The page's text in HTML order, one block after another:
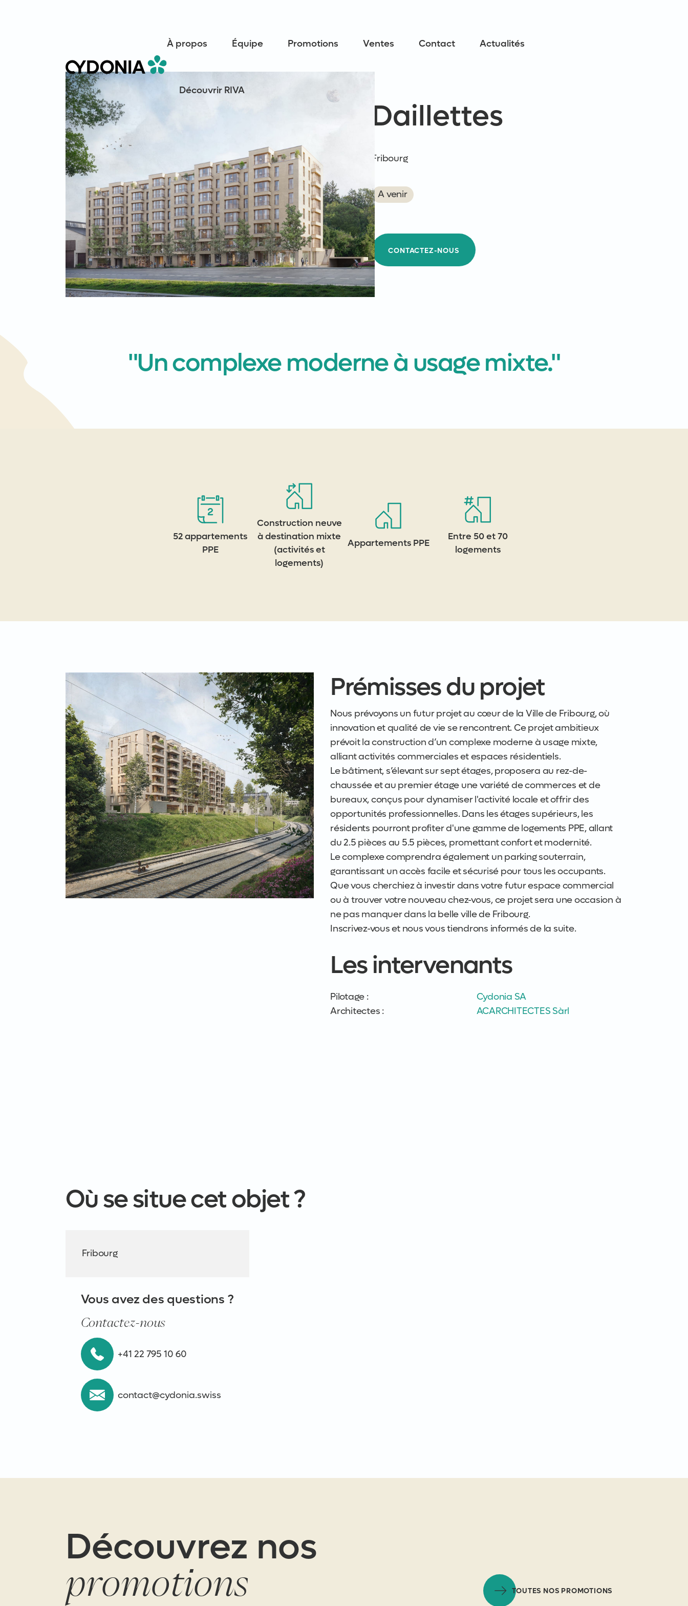
À propos Équipe Promotions Ventes Contact Actualités
Découvrir RIVA
Daillettes
Fribourg
A venir
CONTACTEZ-NOUS
"Un complexe moderne à usage mixte."
52 appartements
PPE
Construction neuve
à destination mixte
(activités et
logements)
Appartements PPE
Entre 50 et 70
logements
Prémisses du projet
Nous prévoyons un futur projet au cœur de la Ville de Fribourg, où
innovation et qualité de vie se rencontrent. Ce projet ambitieux
prévoit la construction d’un complexe moderne à usage mixte,
alliant activités commerciales et espaces résidentiels.
Le bâtiment, s’élevant sur sept étages, proposera au rez-de-
chaussée et au premier étage une variété de commerces et de
bureaux, conçus pour dynamiser l'activité locale et offrir des
opportunités professionnelles. Dans les étages supérieurs, les
résidents pourront profiter d'une gamme de logements PPE, allant
du 2.5 pièces au 5.5 pièces, promettant confort et modernité.
Le complexe comprendra également un parking souterrain,
garantissant un accès facile et sécurisé pour tous les occupants.
Que vous cherchiez à investir dans votre futur espace commercial
ou à trouver votre nouveau chez-vous, ce projet sera une occasion à
ne pas manquer dans la belle ville de Fribourg.
Inscrivez-vous et nous vous tiendrons informés de la suite.
Les intervenants
Pilotage :
Architectes :
Cydonia SA
ACARCHITECTES Sàrl
Où se situe cet objet ?
Fribourg
Vous avez des questions ?
Contactez-nous
+41 22 795 10 60
contact@cydonia.swiss
Découvrez nos
promotions TOUTES NOS PROMOTIONS